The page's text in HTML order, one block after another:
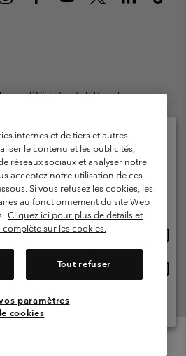
SAS. 5 Rue de la Haye, Espace
confidentialité
généré par l'utilisateur
Impressum
internes et de tiers et autres
le contenu et les publicités,
réseaux sociaux et analyser notre
acceptez notre utilisation de ces
Si vous refusez les cookies, les
au fonctionnement du site Web
Cliquez ici pour plus de détails et
sur les cookies.
Tout refuser
paramètres
cookies
votre pays d’expédition et
votre langue
en ligne disponibles
ligne
Tous Les Pays